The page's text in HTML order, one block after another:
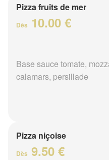
Pizza fruits de mer
Dès 10.00 €
Base sauce tomate,
calamars, persillade
Pizza niçoise
Dès 9.50 €